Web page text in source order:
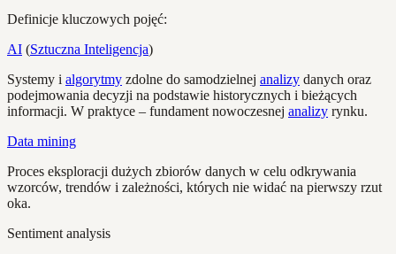
Definicje kluczowych pojęć:
AI (Sztuczna Inteligencja)
Systemy i algorytmy zdolne do samodzielnej analizy danych oraz
podejmowania decyzji na podstawie historycznych i bieżących
informacji. W praktyce – fundament nowoczesnej analizy rynku.
Data mining
Proces eksploracji dużych zbiorów danych w celu odkrywania
wzorców, trendów i zależności, których nie widać na pierwszy rzut
oka.
Sentiment analysis